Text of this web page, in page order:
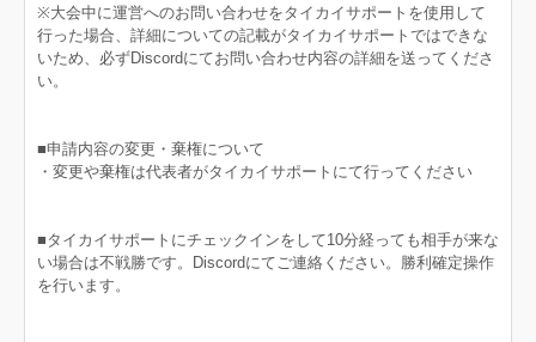
※大会中に運営へのお問い合わせをタイカイサポートを使用して
行った場合、詳細についての記載がタイカイサポートではできな
いため、必ずDiscordにてお問い合わせ内容の詳細を送ってくださ
い。
■申請内容の変更・棄権について
・変更や棄権は代表者がタイカイサポートにて行ってください
■タイカイサポートにチェックインをして10分経っても相手が来な
い場合は不戦勝です。Discordにてご連絡ください。勝利確定操作
を行います。